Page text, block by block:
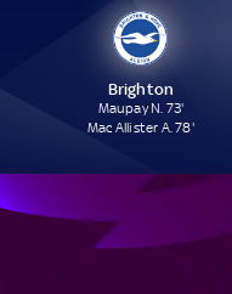
Brighton
Maupay N. 73'
Mac Allister A. 78'